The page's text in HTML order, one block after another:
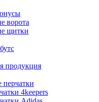
ворота
щитки
продукция
перчатки
4keepers